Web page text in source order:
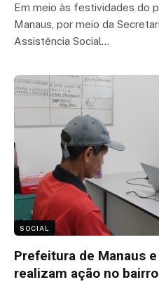
Em meio às festividades do
Manaus, por meio da
Assistência Social…
SOCIAL
Prefeitura de Manaus
realizam ação no